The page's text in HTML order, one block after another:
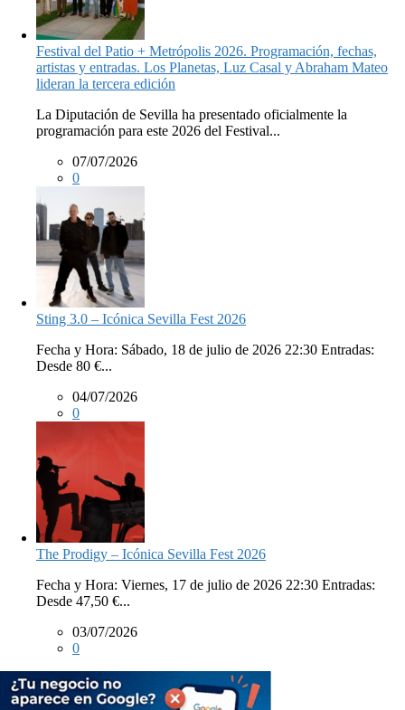
Festival del Patio + Metrópolis 2026. Programación, fechas,
artistas y entradas. Los Planetas, Luz Casal y Abraham Mateo
lideran la tercera edición
La Diputación de Sevilla ha presentado oficialmente la
programación para este 2026 del Festival...
07/07/2026
0
Sting 3.0 – Icónica Sevilla Fest 2026
Fecha y Hora: Sábado, 18 de julio de 2026 22:30 Entradas:
Desde 80 €...
04/07/2026
0
The Prodigy – Icónica Sevilla Fest 2026
Fecha y Hora: Viernes, 17 de julio de 2026 22:30 Entradas:
Desde 47,50 €...
03/07/2026
0